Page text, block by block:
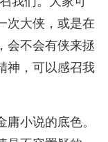
次大侠，或是在
会不会有侠来拯
神，可以感召我
小说的底色。